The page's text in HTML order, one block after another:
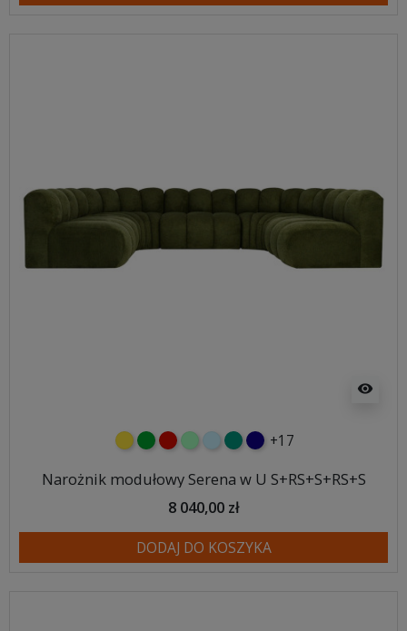
visibility
żółtyzielonyczerwony
miętowybłękitnyturkusowy
granatowy
+17
Narożnik modułowy Serena w U S+RS+S+RS+S
8 040,00 zł
DODAJ DO KOSZYKA